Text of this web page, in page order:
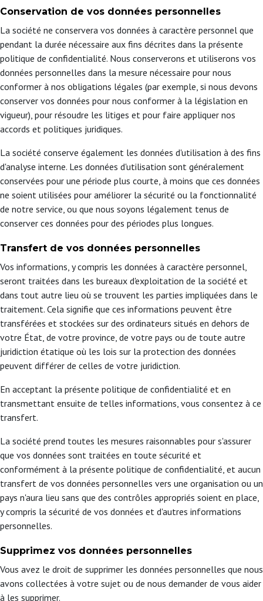
Conservation de vos données personnelles
La société ne conservera vos données à caractère personnel que
pendant la durée nécessaire aux fins décrites dans la présente
politique de confidentialité. Nous conserverons et utiliserons vos
données personnelles dans la mesure nécessaire pour nous
conformer à nos obligations légales (par exemple, si nous devons
conserver vos données pour nous conformer à la législation en
vigueur), pour résoudre les litiges et pour faire appliquer nos
accords et politiques juridiques.
La société conserve également les données d'utilisation à des fins
d'analyse interne. Les données d'utilisation sont généralement
conservées pour une période plus courte, à moins que ces données
ne soient utilisées pour améliorer la sécurité ou la fonctionnalité
de notre service, ou que nous soyons légalement tenus de
conserver ces données pour des périodes plus longues.
Transfert de vos données personnelles
Vos informations, y compris les données à caractère personnel,
seront traitées dans les bureaux d'exploitation de la société et
dans tout autre lieu où se trouvent les parties impliquées dans le
traitement. Cela signifie que ces informations peuvent être
transférées et stockées sur des ordinateurs situés en dehors de
votre État, de votre province, de votre pays ou de toute autre
juridiction étatique où les lois sur la protection des données
peuvent différer de celles de votre juridiction.
En acceptant la présente politique de confidentialité et en
transmettant ensuite de telles informations, vous consentez à ce
transfert.
La société prend toutes les mesures raisonnables pour s'assurer
que vos données sont traitées en toute sécurité et
conformément à la présente politique de confidentialité, et aucun
transfert de vos données personnelles vers une organisation ou un
pays n'aura lieu sans que des contrôles appropriés soient en place,
y compris la sécurité de vos données et d'autres informations
personnelles.
Supprimez vos données personnelles
Vous avez le droit de supprimer les données personnelles que nous
avons collectées à votre sujet ou de nous demander de vous aider
à les supprimer.